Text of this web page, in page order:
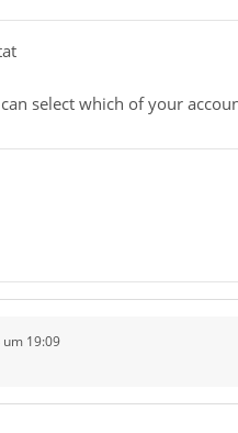
select which of your
19:09